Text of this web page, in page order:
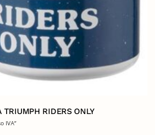
TRIUMPH RIDERS ONLY
IVA”